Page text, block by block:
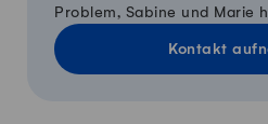
Problem, Sabine und Marie
Kontakt